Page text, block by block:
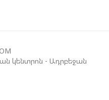
կենտրոն - Ադրբեջան